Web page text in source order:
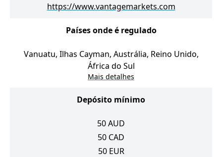
https://www.vantagemarkets.com
Países onde é regulado
Vanuatu, Ilhas Cayman, Austrália, Reino Unido,
África do Sul
Mais detalhes
Depósito mínimo
50AUD
50 CAD
50 EUR